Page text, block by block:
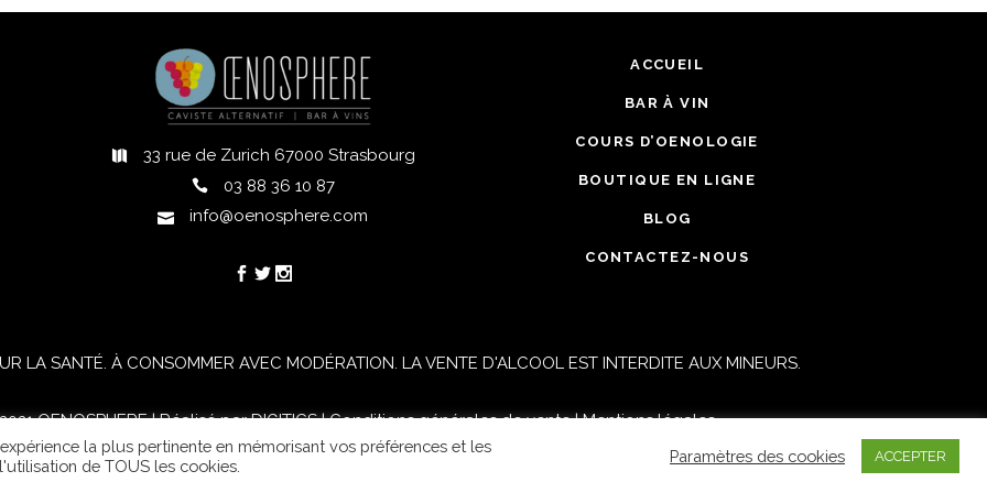
longue finale.
vivacité et buvabilité.
convivial, avec
charcuterie ou grillades
33 rue de Zurich 67000 Strasbourg
03 88 36 10 87
info@oenosphere.com
ACCUEIL
BAR À VIN
COURS D’OENOLOGIE
BOUTIQUE EN LIGNE
BLOG
CONTACTEZ-NOUS
LA SANTÉ. À CONSOMMER AVEC MODÉRATION. LA VENTE D'ALCOOL EST INTERDITE AUX MINEURS.
OENOSPHERE | Réalisé parDIGITICS|Conditions générales de vente|Mentions légales
la plus pertinente en mémorisant vos préférences et les
de TOUS les cookies.
Paramètres des cookies ACCEPTER